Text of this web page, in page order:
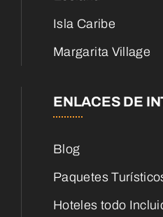
Isla Caribe
Margarita Village
ENLACES DE
Blog
Paquetes
Hoteles todo